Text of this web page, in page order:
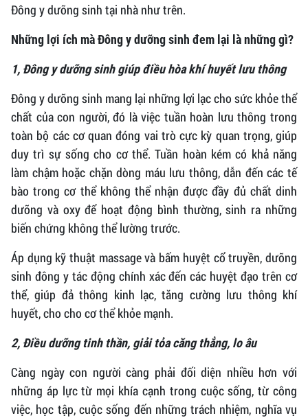
Đông y dưỡng sinh tại nhà như trên.
Những lợi ích mà Đông y dưỡng sinh đem lại là những gì?
1, Đông y dưỡng sinh giúp điều hòa khí huyết lưu thông
Đông y dưỡng sinh mang lại những lợi lạc cho sức khỏe thể
chất của con người, đó là việc tuần hoàn lưu thông trong
toàn bộ các cơ quan đóng vai trò cực kỳ quan trọng, giúp
duy trì sự sống cho cơ thể. Tuần hoàn kém có khả năng
làm chậm hoặc chặn dòng máu lưu thông, dẫn đến các tế
bào trong cơ thể không thể nhận được đầy đủ chất dinh
dưỡng và oxy để hoạt động bình thường, sinh ra những
biến chứng không thể lường trước.
Áp dụng kỹ thuật massage và bấm huyệt cổ truyền, dưỡng
sinh đông y tác động chính xác đến các huyệt đạo trên cơ
thể, giúp đả thông kinh lạc, tăng cường lưu thông khí
huyết, cho cho cơ thể khỏe mạnh.
2, Điều dưỡng tinh thần, giải tỏa căng thẳng, lo âu
Càng ngày con người càng phải đối diện nhiều hơn với
những áp lực từ mọi khía cạnh trong cuộc sống, từ công
việc, học tập, cuộc sống đến những trách nhiệm, nghĩa vụ